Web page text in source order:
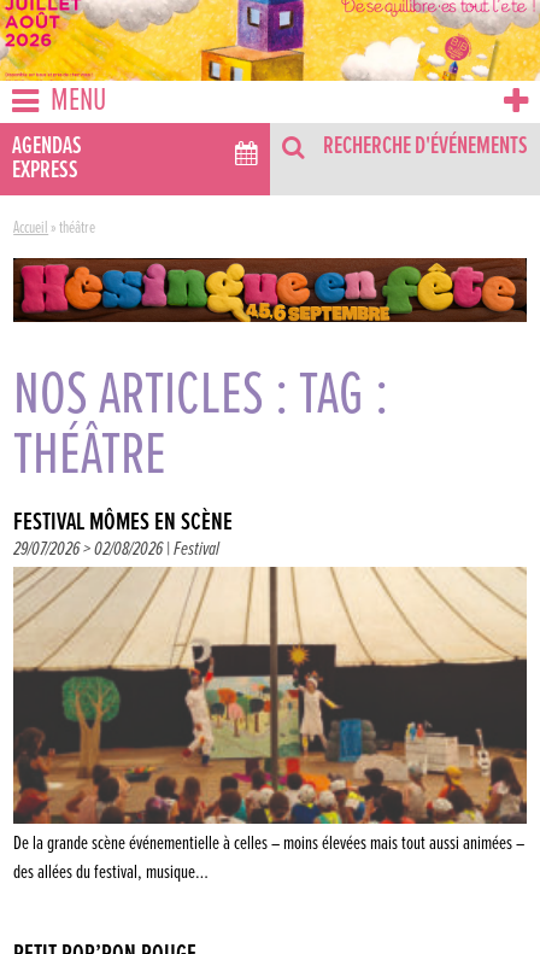
MENU
AGENDAS
EXPRESS
RECHERCHE D'ÉVÉNEMENTS
Accueil »théâtre
NOS ARTICLES : TAG :
THÉÂTRE
FESTIVAL MÔMES EN SCÈNE
29/07/2026 > 02/08/2026 |Festival
De la grande scène événementielle à celles – moins élevées mais tout aussi animées –
des allées du festival, musique…